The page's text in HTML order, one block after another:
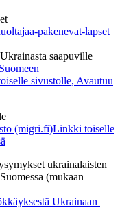
pakenevat-lapset
saapuville
|
sivustolle, Avautuu
(migri.fi)Linkki toiselle
ukrainalaisten
(mukaan
Ukrainaan |